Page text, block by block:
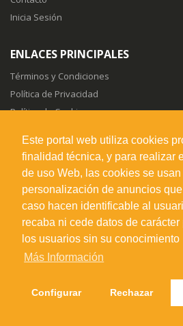
Este portal web utiliza cookies
finalidad técnica, y para realizar
de uso Web, las cookies se usan
personalización de anuncios
caso hacen identificable al
recaba ni cede datos de
los usuarios sin su conocimiento
Más Información
Configurar Rechazar
Inicia Sesión
ENLACES PRINCIPALES
Términos y Condiciones
Política de Privacidad
Política de Cookies
SÍGUENOS EN
© 2026. Todos los derechos reservados.